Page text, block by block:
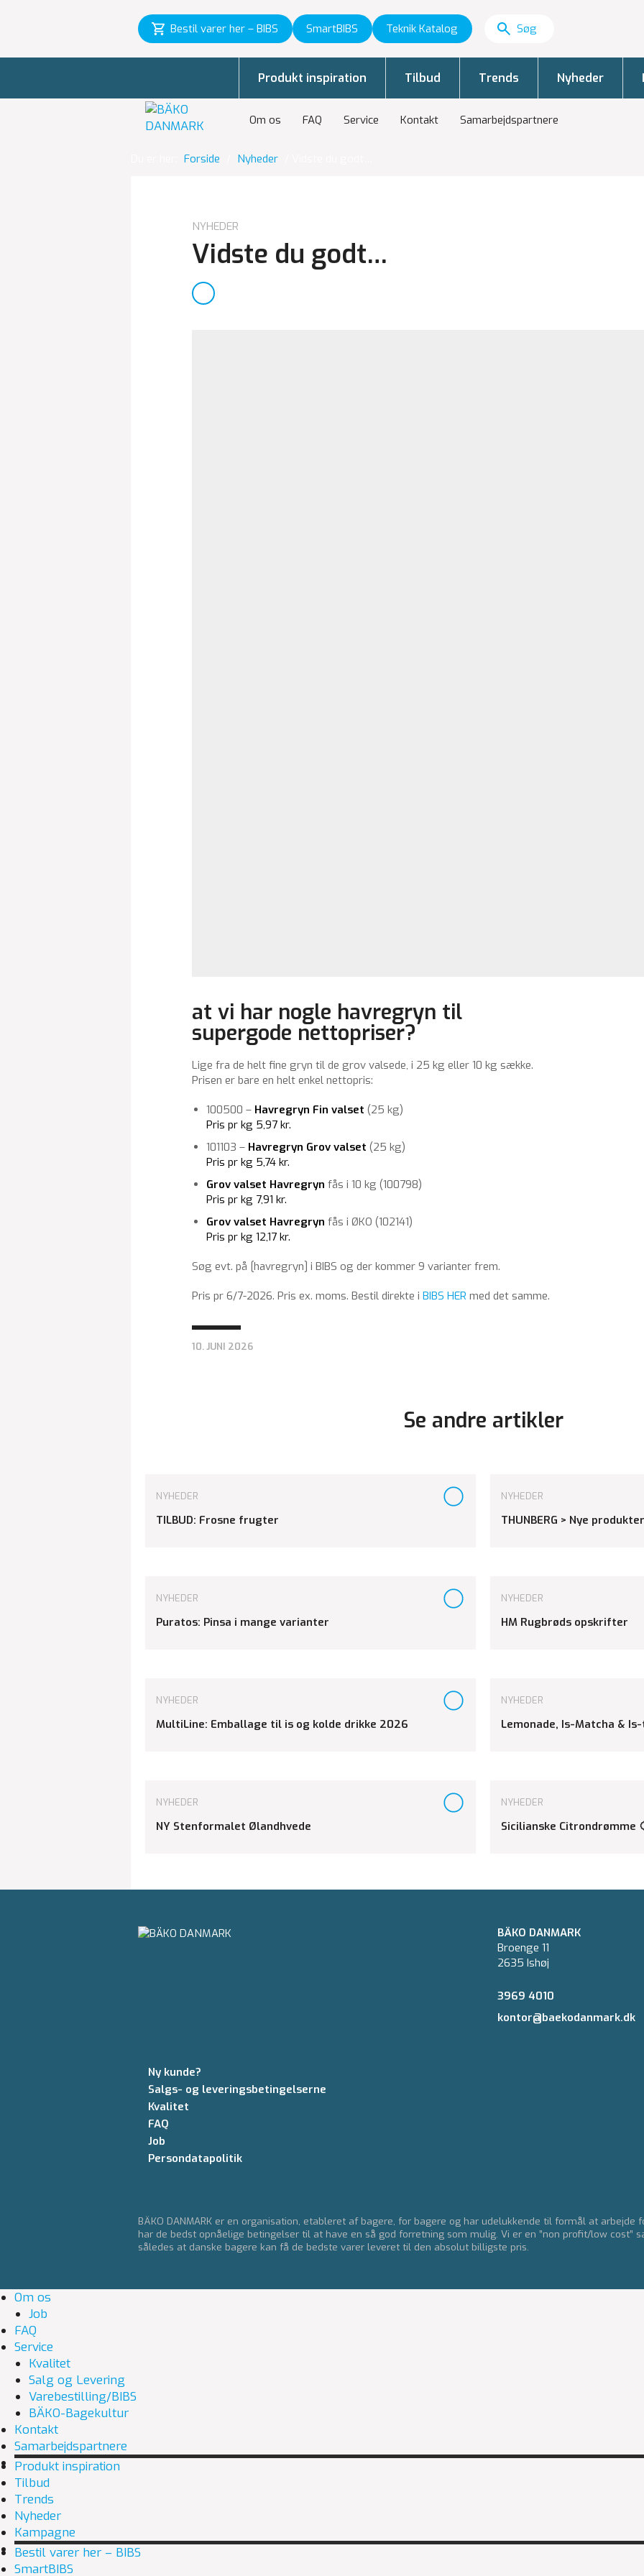
Bestil varer her – BIBS SmartBIBS Teknik Katalog
Om os FAQ Service Kontakt Samarbejdspartnere
Produkt inspiration Tilbud Trends Nyheder
Forside Nyheder
NYHEDER
Vidste du godt…
at vi har nogle havregryn til
supergode nettopriser?
Lige fra de helt fine gryn til de grov valsede, i 25 kg eller 10 kg sække.
Prisen er bare en helt enkel nettopris:
100500 – Havregryn Fin valset (25 kg)
Pris pr kg 5,97 kr.
101103 – Havregryn Grov valset (25 kg)
Pris pr kg 5,74 kr.
Grov valset Havregryn fås i 10 kg (100798)
Pris pr kg 7,91 kr.
Grov valset Havregryn fås i ØKO (102141)
Pris pr kg 12,17 kr.
Søg evt. på [havregryn] i BIBS og der kommer 9 varianter frem.
Pris pr 6/7-2026. Pris ex. moms. Bestil direkte i BIBS HER med det samme.
10. JUNI 2026
Se andre artikler
NYHEDER
TILBUD: Frosne frugter
NYHEDER
THUNBERG > Nye
NYHEDER
Puratos: Pinsa i mange varianter
NYHEDER
HM Rugbrøds opskrifter
NYHEDER
MultiLine: Emballage til is og kolde drikke 2026
NYHEDER
Lemonade, Is-Matcha &
NYHEDER
NY Stenformalet Ølandhvede
NYHEDER
Sicilianske Citrondrømme
BÄKO DANMARK
Broenge 11
2635 Ishøj
3969 4010
kontor@baekodanmark.dk
Ny kunde?
Salgs- og leveringsbetingelserne
Kvalitet
FAQ
Job
Persondatapolitik
BÄKO DANMARK er en organisation, etableret af bagere, for bagere og har udelukkende til formål at arbejde
har de bedst opnåelige betingelser til at have en så god forretning som mulig. Vi er en ”non profit/low cost”
således at danske bagere kan få de bedste varer leveret til den absolut billigste pris.
Om os
Job
FAQ
Service
Kvalitet
Salg og Levering
Varebestilling/BIBS
BÄKO-Bagekultur
Kontakt
Samarbejdspartnere
Produkt inspiration
Tilbud
Trends
Nyheder
Kampagne
Bestil varer her – BIBS
SmartBIBS